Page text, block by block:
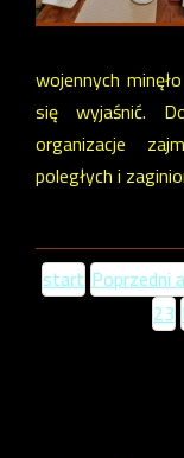
wojennych
się wyjaśnić.
organizacje
poległych i
start Poprzedni
23